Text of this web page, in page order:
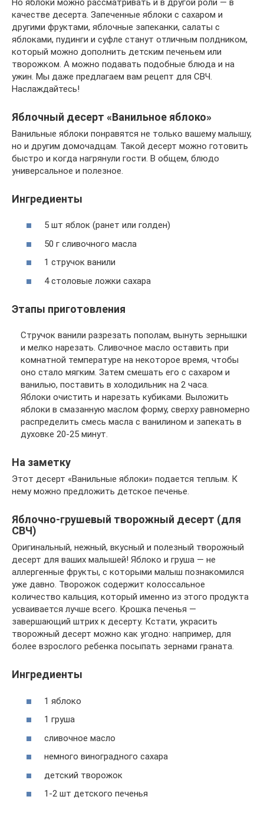
качестве десерта. Запеченные яблоки с сахаром и
другими фруктами, яблочные запеканки, салаты с
яблоками, пудинги и суфле станут отличным полдником,
который можно дополнить детским печеньем или
творожком. А можно подавать подобные блюда и на
ужин. Мы даже предлагаем вам рецепт для СВЧ.
Наслаждайтесь!
Яблочный десерт «Ванильное яблоко»
Ванильные яблоки понравятся не только вашему малышу,
но и другим домочадцам. Такой десерт можно готовить
быстро и когда нагрянули гости. В общем, блюдо
универсальное и полезное.
Ингредиенты
5 шт яблок (ранет или голден)
50 г сливочного масла
1 стручок ванили
4 столовые ложки сахара
Этапы приготовления
Стручок ванили разрезать пополам, вынуть зернышки
и мелко нарезать. Сливочное масло оставить при
комнатной температуре на некоторое время, чтобы
оно стало мягким. Затем смешать его с сахаром и
ванилью, поставить в холодильник на 2 часа.
Яблоки очистить и нарезать кубиками. Выложить
яблоки в смазанную маслом форму, сверху равномерно
распределить смесь масла с ванилином и запекать в
духовке 20-25 минут.
На заметку
Этот десерт «Ванильные яблоки» подается теплым. К
нему можно предложить детское печенье.
Яблочно-грушевый творожный десерт (для
СВЧ)
Оригинальный, нежный, вкусный и полезный творожный
десерт для ваших малышей! Яблоко и груша — не
аллергенные фрукты, с которыми малыш познакомился
уже давно. Творожок содержит колоссальное
количество кальция, который именно из этого продукта
усваивается лучше всего. Крошка печенья —
завершающий штрих к десерту. Кстати, украсить
творожный десерт можно как угодно: например, для
более взрослого ребенка посыпать зернами граната.
Ингредиенты
1 яблоко
1 груша
сливочное масло
немного виноградного сахара
детский творожок
1-2 шт детского печенья